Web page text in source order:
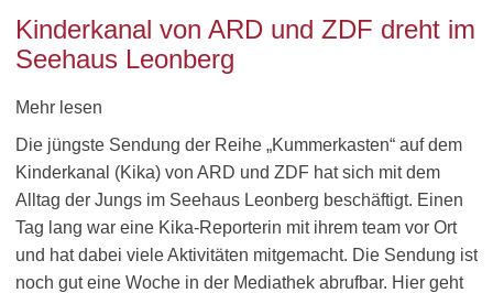
Kinderkanal von ARD und ZDF dreht im
Seehaus Leonberg
Mehr lesen
Die jüngste Sendung der Reihe „Kummerkasten“ auf dem
Kinderkanal (Kika) von ARD und ZDF hat sich mit dem
Alltag der Jungs im Seehaus Leonberg beschäftigt. Einen
Tag lang war eine Kika-Reporterin mit ihrem team vor Ort
und hat dabei viele Aktivitäten mitgemacht. Die Sendung ist
noch gut eine Woche in der Mediathek abrufbar. Hier geht